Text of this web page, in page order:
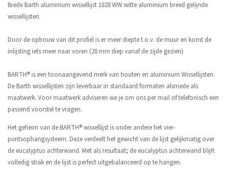
Brede Barth aluminium wissellijst 1828 WW witte aluminium breed gelijnde
wissellijsten.
Door de opbouw van dit profiel is er meer diepte t.o.v. de muur en komt de
inlijsting iets meer naar voren (28 mm diep vanaf de zijde gezien)
BARTH® is een toonaangevend merk van houten en aluminium Wissellijsten.
De Barth wissellijsten zijn leverbaar in standaard formaten alsmede als
maatwerk. Voor maatwerk adviseren we je om ons per mail of telefonisch een
passend voorstel te vragen.
Het geheim van de BARTH® wissellijst is onder andere het vier-
puntsophangsysteem. Deze verdeelt het gewicht van de lijst gelijkmatig over
de eucalyptus achterwand. Met als resultaat; de eucalyptus achterwand blijft
volledig strak en de lijst is perfect uitgebalanceerd op te hangen.